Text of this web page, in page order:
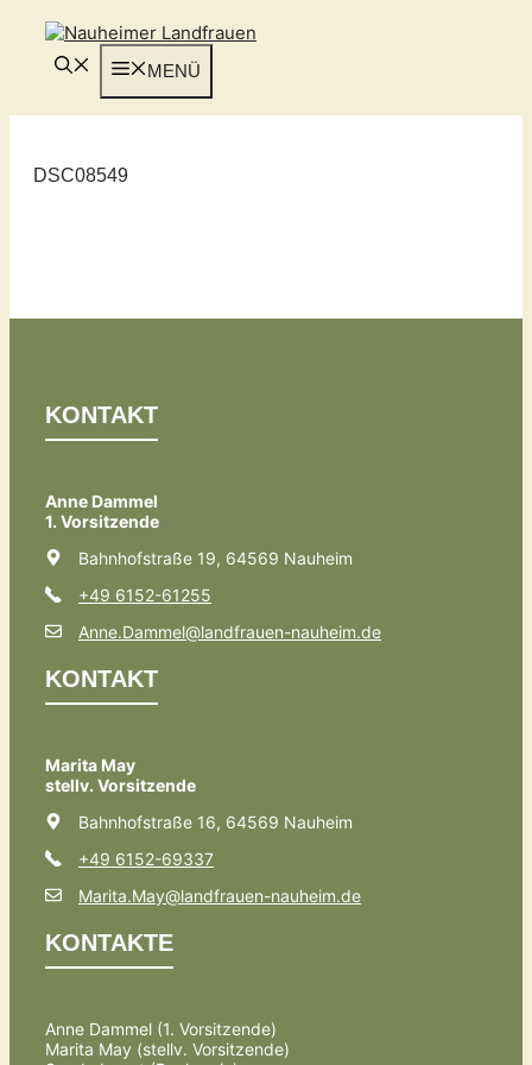
Inhalt
springen
MENÜ
DSC08549
KONTAKT
Anne Dammel
1. Vorsitzende
Bahnhofstraße 19, 64569 Nauheim
+49 6152-61255
Anne.Dammel@landfrauen-nauheim.de
KONTAKT
Marita May
stellv. Vorsitzende
Bahnhofstraße 16, 64569 Nauheim
+49 6152-69337
Marita.May@landfrauen-nauheim.de
KONTAKTE
Anne Dammel (1. Vorsitzende)
Marita May (stellv. Vorsitzende)